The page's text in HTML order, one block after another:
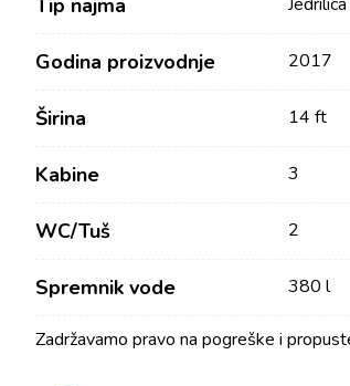
Tip najma
Godina proizvodnje 2017
Širina 14 ft
Kabine 3
WC/Tuš 2
Spremnik vode 380 l
Zadržavamo pravo na pogreške i
Kontakt
O nama
Motorni